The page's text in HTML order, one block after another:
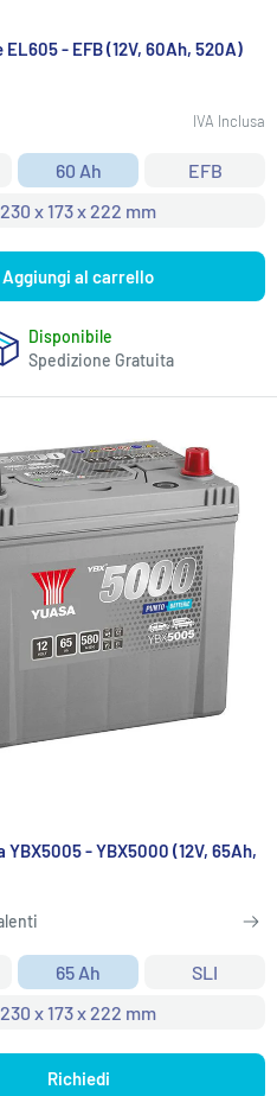
- EFB (12V, 60Ah, 520A)
IVA Inclusa
60 Ah
EFB
230 x 173 x 222 mm
Aggiungi al carrello
Disponibile
Spedizione Gratuita
YBX5005 - YBX5000 (12V, 65Ah,
65 Ah
SLI
230 x 173 x 222 mm
Richiedi